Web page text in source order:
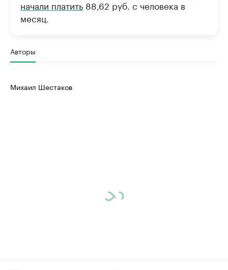
начали платить 88,62 руб. с человека в
месяц.
Авторы
Михаил Шестаков